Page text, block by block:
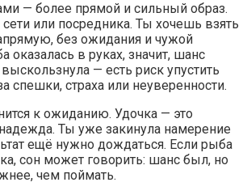
— более прямой и сильный образ.
или посредника. Ты хочешь взять
без ожидания и чужой
оказалась в руках, значит, шанс
выскользнула — есть риск упустить
спешки, страха или неуверенности.
к ожиданию. Удочка — это
надежда. Ты уже закинула намерение
ещё нужно дождаться. Если рыба
сон может говорить: шанс был, но
чем поймать.